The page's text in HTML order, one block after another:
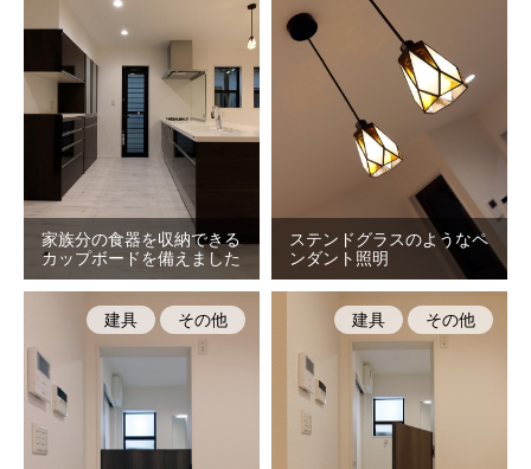
家族分の食器を収納できる
カップボードを備えました
ステンドグラスのようなペ
ンダント照明
建具 その他 建具 その他